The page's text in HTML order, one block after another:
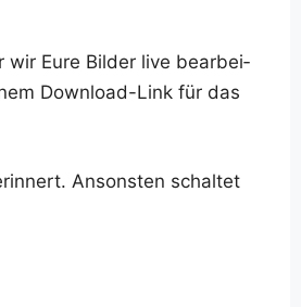
wir Eure Bil­der live bear­bei­
Down­load-Link für das
Ansons­ten schal­tet